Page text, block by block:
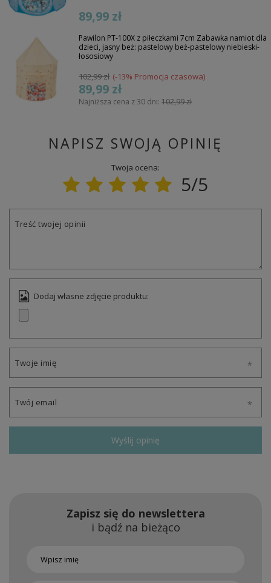
89,99 zł
Pawilon PT-100X z piłeczkami 7cm Zabawka namiot dla
dzieci, jasny beż: pastelowy beż-pastelowy niebieski-
łososiowy
102,99 zł (-13% Promocja czasowa)
89,99 zł
Najniższa cena z 30 dni: 102,99 zł
NAPISZ SWOJĄ OPINIĘ
Twoja ocena:
5/5
Treść twojej opinii
Dodaj własne zdjęcie produktu:
Twoje imię
Twój email
Wyślij opinię
Zapisz się do newslettera
i bądź na bieżąco